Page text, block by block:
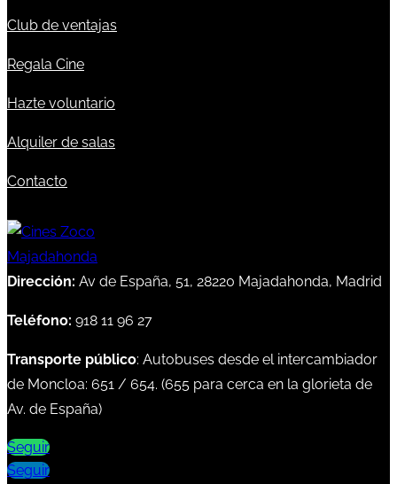
Club de ventajas
Regala Cine
Hazte voluntario
Alquiler de salas
Contacto
Dirección: Av de España, 51, 28220 Majadahonda, Madrid
Teléfono: 918 11 96 27
Transporte público: Autobuses desde el intercambiador
de Moncloa: 651 / 654. (655 para cerca en la glorieta de
Av. de España)
Seguir
Seguir